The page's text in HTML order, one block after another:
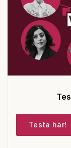
Testa här!